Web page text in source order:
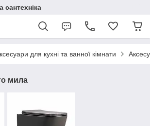
сантехніка
для кухні та ванної кімнати
мила